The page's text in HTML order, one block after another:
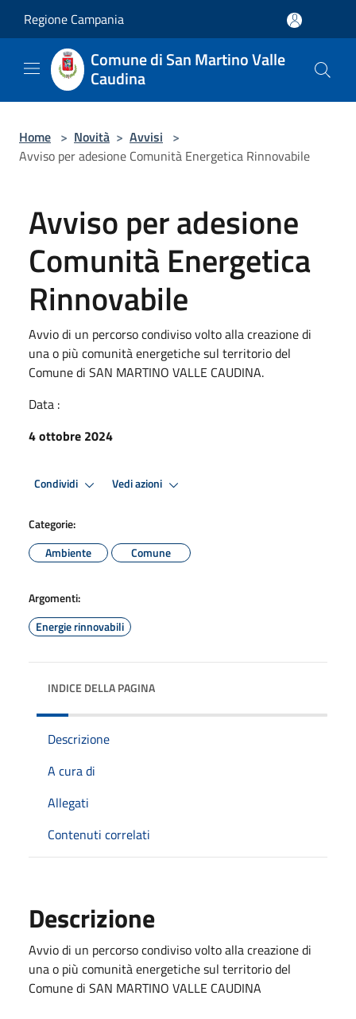
Regione Campania
Comune di San Martino Valle
Caudina
Home > Novità > Avvisi >
Avviso per adesione Comunità Energetica Rinnovabile
Avviso per adesione
Comunità Energetica
Rinnovabile
Avvio di un percorso condiviso volto alla creazione di
una o più comunità energetiche sul territorio del
Comune di SAN MARTINO VALLE CAUDINA.
Data :
4 ottobre 2024
Condividi Vedi azioni
Categorie:
Ambiente
Comune
Argomenti:
Energie rinnovabili
INDICE DELLA PAGINA
Descrizione
A cura di
Allegati
Contenuti correlati
Descrizione
Avvio di un percorso condiviso volto alla creazione di
una o più comunità energetiche sul territorio del
Comune di SAN MARTINO VALLE CAUDINA